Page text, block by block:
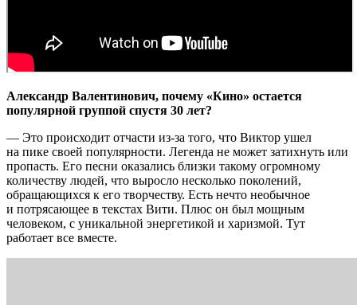
Александр Валентинович, почему «Кино» остается
популярной группой спустя 30 лет?
— Это происходит отчасти из-за того, что Виктор ушел
на пике своей популярности. Легенда не может затихнуть или
пропасть. Его песни оказались близки такому огромному
количеству людей, что выросло несколько поколений,
обращающихся к его творчеству. Есть нечто необычное
и потрясающее в текстах Вити. Плюс он был мощным
человеком, с уникальной энергетикой и харизмой. Тут
работает все вместе.